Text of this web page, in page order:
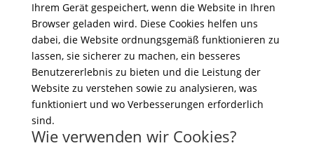
Ihrem Gerät gespeichert, wenn die Website in Ihren
Browser geladen wird. Diese Cookies helfen uns
dabei, die Website ordnungsgemäß funktionieren zu
lassen, sie sicherer zu machen, ein besseres
Benutzererlebnis zu bieten und die Leistung der
Website zu verstehen sowie zu analysieren, was
funktioniert und wo Verbesserungen erforderlich
sind.
Wie verwenden wir Cookies?